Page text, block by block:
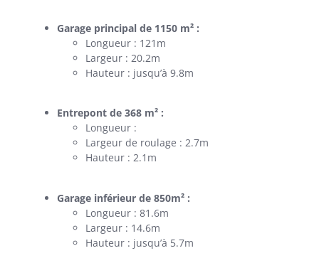
Garage principal de 1150 m² :
Longueur : 121m
Largeur : 20.2m
Hauteur : jusqu’à 9.8m
Entrepont de 368 m² :
Longueur :
Largeur de roulage : 2.7m
Hauteur : 2.1m
Garage inférieur de 850m² :
Longueur : 81.6m
Largeur : 14.6m
Hauteur : jusqu’à 5.7m